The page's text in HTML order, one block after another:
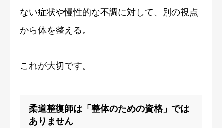
ない症状や慢性的な不調に対して、別の視点
から体を整える。
これが大切です。
柔道整復師は「整体のための資格」では
ありません